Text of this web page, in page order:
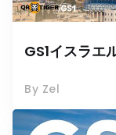
GS1イスラエ
By Zel